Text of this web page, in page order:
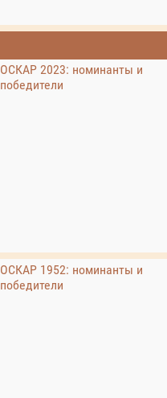
ОСКАР 2023: номинанты и
победители
ОСКАР 1952: номинанты и
победители